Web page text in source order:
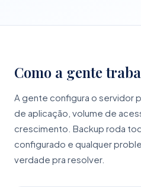
Como a gente
A gente configura o servidor
de aplicação, volume de
crescimento. Backup roda
configurado e qualquer
verdade pra resolver.